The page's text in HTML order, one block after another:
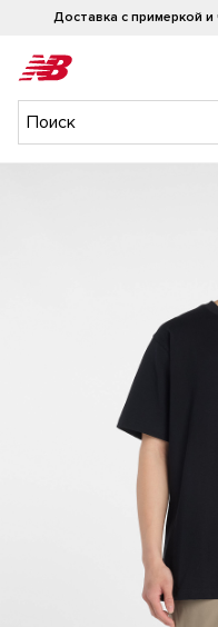
Доставка с примеркой